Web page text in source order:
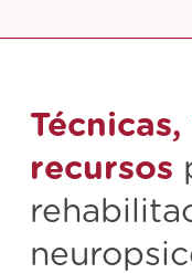
recursos